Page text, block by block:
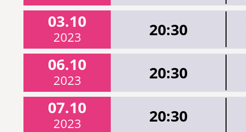
03.10
2023 20:30
06.10
2023 20:30
07.10
2023 20:30